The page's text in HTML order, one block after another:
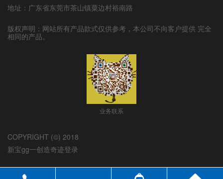
地址：广东省东莞市茶山镇粟边村裕南路
版权声明：网站所有产品款式仅供参考，本公司不向客户提供 完全
相同的产品。
业务联系
COPYRIGHT (©) 2018
新宝gg一创造奇迹登录